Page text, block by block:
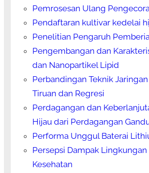
Pemrosesan Ulang
Pendaftaran kultivar kedelai
Penelitian Pengaruh
Pengembangan dan
dan Nanopartikel Lipid
Perbandingan Teknik
Tiruan dan Regresi
Perdagangan dan
Hijau dari Perdagangan
Performa Unggul Baterai
Persepsi Dampak Lingkungan
Kesehatan